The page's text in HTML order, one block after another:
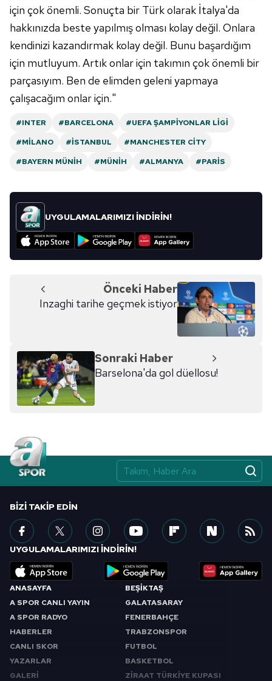
için çok önemli. Sonuçta bir Türk olarak İtalya'da
hakkınızda beste yapılmış olması kolay değil. Onlara
kendinizi kazandırmak kolay değil. Bunu başardığım
için mutluyum. Artık onlar için takımın çok önemli bir
parçasıyım. Ben de elimden geleni yapmaya
çalışacağım onlar için."
#INTER #BARCELONA
#UEFA ŞAMPIYONLAR LIGI
#MILANO
#İSTANBUL
#MANCHESTER CITY
#BAYERN MÜNIH
#MÜNIH #ALMANYA #PARIS
UYGULAMALARIMIZI İNDİRİN!
Önceki Haber
Inzaghi tarihe geçmek istiyor
Sonraki Haber
Barselona'da gol düellosu!
ANASAYFA
A SPOR CANLI YAYIN
A SPOR RADYO
HABERLER
CANLI SKOR
YAZARLAR
GALERİ
BEŞİKTAŞ
GALATASARAY
FENERBAHÇE
TRABZONSPOR
FUTBOL
BASKETBOL
ZİRAAT TÜRKİYE KUPASI
BIZI TAKIP EDIN
UYGULAMALARIMIZI İNDİRİN!